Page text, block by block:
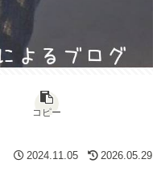
コピー
2024.11.05 2026.05.29